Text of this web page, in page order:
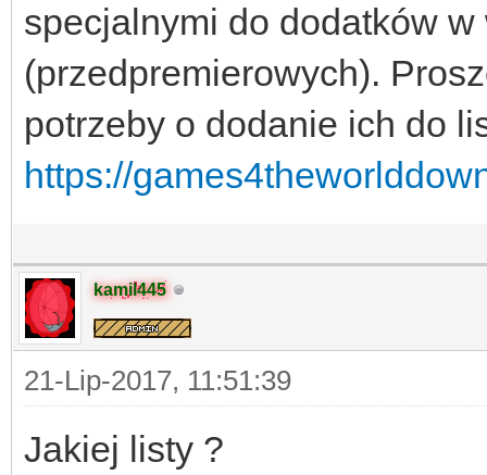
specjalnymi do dodatków
(przedpremierowych).
potrzeby o dodanie ich do
https://
kamil445
21-Lip-2017, 11:51:39
Jakiej listy ?